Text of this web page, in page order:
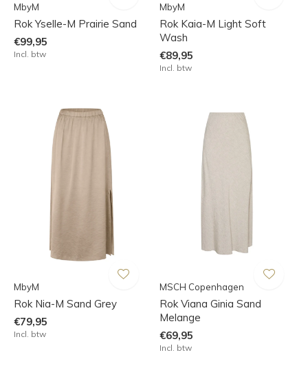
MbyM
Rok Yselle-M Prairie Sand
€99,95
Incl. btw
MbyM
Rok Kaia-M Light Soft
Wash
€89,95
Incl. btw
MbyM
Rok Nia-M Sand Grey
€79,95
Incl. btw
MSCH Copenhagen
Rok Viana Ginia Sand
Melange
€69,95
Incl. btw